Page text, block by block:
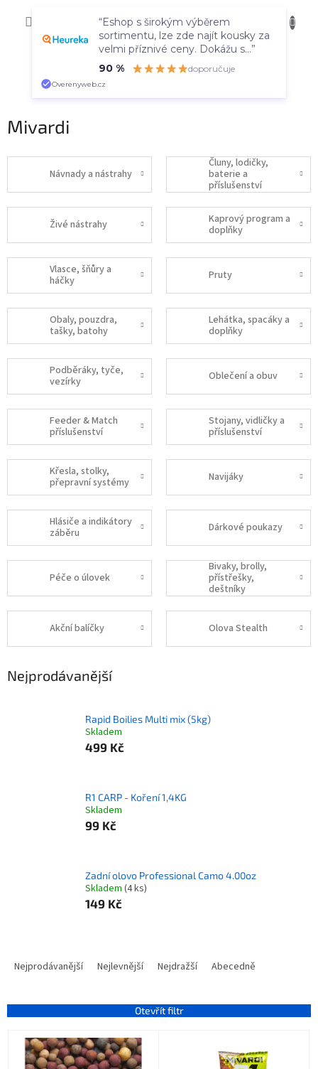
Mivardi
Návnady a nástrahy
Čluny, lodičky,
baterie a
příslušenství
Živé nástrahy
Kaprový program a
doplňky
Vlasce, šňůry a
háčky
Pruty
Obaly, pouzdra,
tašky, batohy
Lehátka, spacáky a
doplňky
Podběráky, tyče,
vezírky
Oblečení a obuv
Feeder & Match
příslušenství
Stojany, vidličky a
příslušenství
Křesla, stolky,
přepravní systémy
Navijáky
Hlásiče a indikátory
záběru
Dárkové poukazy
Péče o úlovek
Bivaky, brolly,
přístřešky,
deštníky
Akční balíčky Olova Stealth
Nejprodávanější
Rapid Boilies Multi mix (5kg)
Skladem
499 Kč
R1 CARP - Koření 1,4KG
Skladem
99 Kč
Zadní olovo Professional Camo 4.00oz
Skladem (4 ks)
149 Kč
Nejprodávanější Nejlevnější Nejdražší Abecedně
Otevřít filtr
“Eshop s širokým výběrem
sortimentu, lze zde najít kousky za
velmi příznivé ceny. Dokážu s...”
90 %
doporučuje
Overenyweb.cz